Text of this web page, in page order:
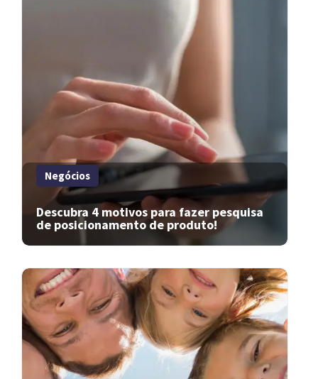
Negócios
Descubra 4 motivos para fazer pesquisa
de posicionamento de produto!